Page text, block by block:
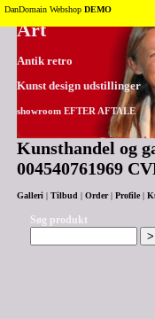
Tilbage til toppen
Art
Antik retro
Kunst design udstillinger
showroom EFTER AFTALE
Kunsthandel og
004540761969
Galleri Tilbud Order| Profile|
Søg produkt
DanDomain Webshop DEMO